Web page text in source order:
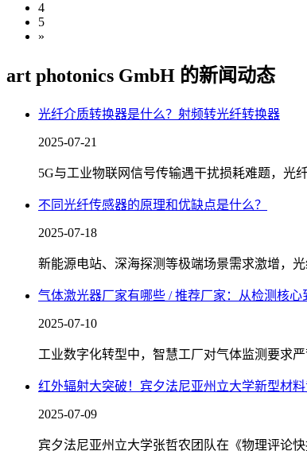
4
5
»
art photonics GmbH 的新闻动态
光纤介质转换器是什么？射频转光纤转换器
2025-07-21
5G与工业物联网信号传输遇干扰损耗难题，光
不同光纤传感器的原理和优缺点是什么？
2025-07-18
新能源电站、深海探测等极端场景需求激增，
气体激光器厂家有哪些 / 推荐厂家：从检测核
2025-07-10
工业数字化转型中，智慧工厂对气体监测要求
红外辐射大突破！宾夕法尼亚州立大学新型材料
2025-07-09
宾夕法尼亚州立大学张哲农团队在《物理评论